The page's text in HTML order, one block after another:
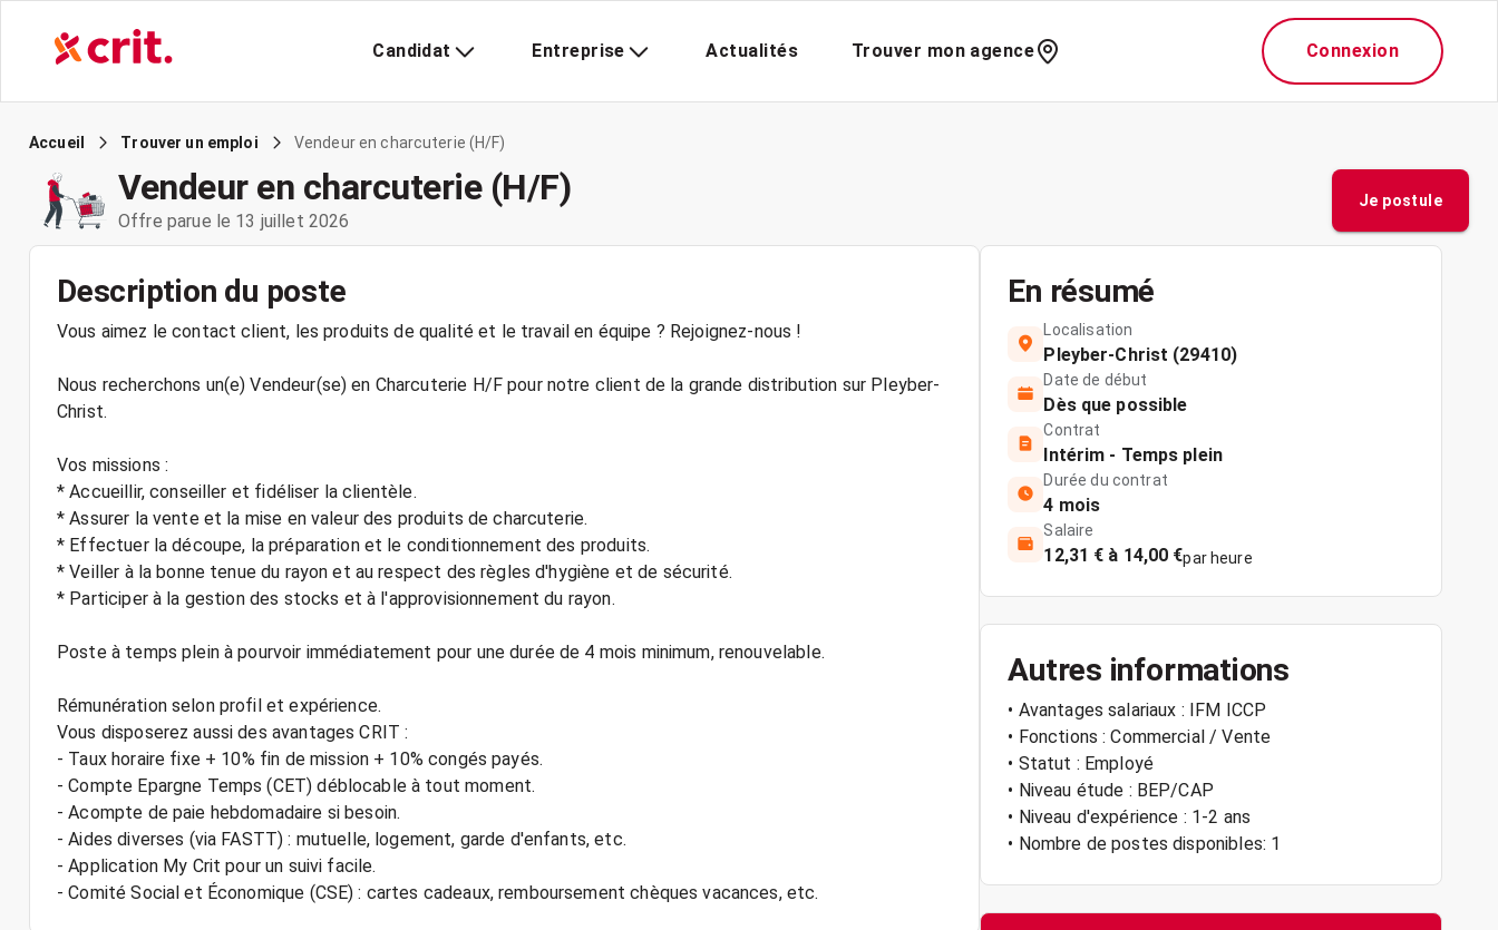
Candidat Entreprise Actualités Trouver mon agence Connexion
Accueil Trouver un emploi Vendeur en charcuterie (H/F)
Vendeur en charcuterie (H/F)
Offre parue le 13 juillet 2026
Je postule
Description du poste
Vous aimez le contact client, les produits de qualité et le travail en équipe ? Rejoignez-nous !
Nous recherchons un(e) Vendeur(se) en Charcuterie H/F pour notre client de la grande distribution sur Pleyber-
Christ.
Vos missions :
* Accueillir, conseiller et fidéliser la clientèle.
* Assurer la vente et la mise en valeur des produits de charcuterie.
* Effectuer la découpe, la préparation et le conditionnement des produits.
* Veiller à la bonne tenue du rayon et au respect des règles d'hygiène et de sécurité.
* Participer à la gestion des stocks et à l'approvisionnement du rayon.
Poste à temps plein à pourvoir immédiatement pour une durée de 4 mois minimum, renouvelable.
Rémunération selon profil et expérience.
Vous disposerez aussi des avantages CRIT :
- Taux horaire fixe + 10% fin de mission + 10% congés payés.
- Compte Epargne Temps (CET) déblocable à tout moment.
- Acompte de paie hebdomadaire si besoin.
- Aides diverses (via FASTT) : mutuelle, logement, garde d'enfants, etc.
- Application My Crit pour un suivi facile.
En résumé
Localisation
Pleyber-Christ (29410)
Date de début
Dès que possible
Contrat
Intérim - Temps plein
Durée du contrat
4 mois
Salaire
12,31 € à 14,00 €par heure
Autres informations
• Avantages salariaux : IFM ICCP
• Fonctions : Commercial / Vente
• Statut : Employé
• Niveau étude : BEP/CAP
• Niveau d'expérience : 1-2 ans
• Nombre de postes disponibles: 1